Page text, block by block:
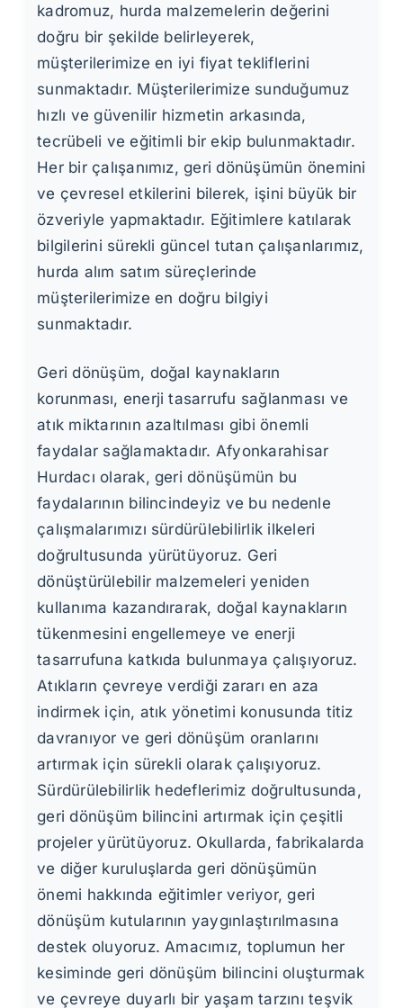
kadromuz, hurda malzemelerin değerini
doğru bir şekilde belirleyerek,
müşterilerimize en iyi fiyat tekliflerini
sunmaktadır. Müşterilerimize sunduğumuz
hızlı ve güvenilir hizmetin arkasında,
tecrübeli ve eğitimli bir ekip bulunmaktadır.
Her bir çalışanımız, geri dönüşümün önemini
ve çevresel etkilerini bilerek, işini büyük bir
özveriyle yapmaktadır. Eğitimlere katılarak
bilgilerini sürekli güncel tutan çalışanlarımız,
hurda alım satım süreçlerinde
müşterilerimize en doğru bilgiyi
sunmaktadır.
Geri dönüşüm, doğal kaynakların
korunması, enerji tasarrufu sağlanması ve
atık miktarının azaltılması gibi önemli
faydalar sağlamaktadır. Afyonkarahisar
Hurdacı olarak, geri dönüşümün bu
faydalarının bilincindeyiz ve bu nedenle
çalışmalarımızı sürdürülebilirlik ilkeleri
doğrultusunda yürütüyoruz. Geri
dönüştürülebilir malzemeleri yeniden
kullanıma kazandırarak, doğal kaynakların
tükenmesini engellemeye ve enerji
tasarrufuna katkıda bulunmaya çalışıyoruz.
Atıkların çevreye verdiği zararı en aza
indirmek için, atık yönetimi konusunda titiz
davranıyor ve geri dönüşüm oranlarını
artırmak için sürekli olarak çalışıyoruz.
Sürdürülebilirlik hedeflerimiz doğrultusunda,
geri dönüşüm bilincini artırmak için çeşitli
projeler yürütüyoruz. Okullarda, fabrikalarda
ve diğer kuruluşlarda geri dönüşümün
önemi hakkında eğitimler veriyor, geri
dönüşüm kutularının yaygınlaştırılmasına
destek oluyoruz. Amacımız, toplumun her
kesiminde geri dönüşüm bilincini oluşturmak
ve çevreye duyarlı bir yaşam tarzını teşvik